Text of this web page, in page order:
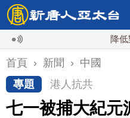
降低對中
首頁 › 新聞 › 中國
專題
港人抗共
七一被捕大紀元